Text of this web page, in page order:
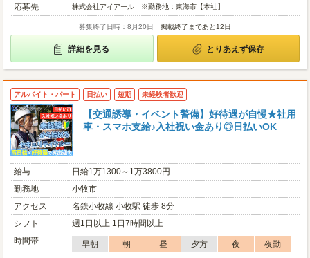
応募先
株式会社アイアール ※勤務地：東海市【本社】
募集終了日時：8月20日 掲載終了まであと12日
詳細を見る とりあえず保存
アルバイト・パート 日払い 短期 未経験者歓迎
【交通誘導・イベント警備】好待遇が自慢★社用
車・スマホ支給♪入社祝い金あり◎日払いOK
給与
日給1万1300～1万3800円
勤務地
小牧市
アクセス
名鉄小牧線 小牧駅 徒歩 8分
シフト
週1日以上 1日7時間以上
時間帯
早朝 朝 昼 夕方 夜
夜勤